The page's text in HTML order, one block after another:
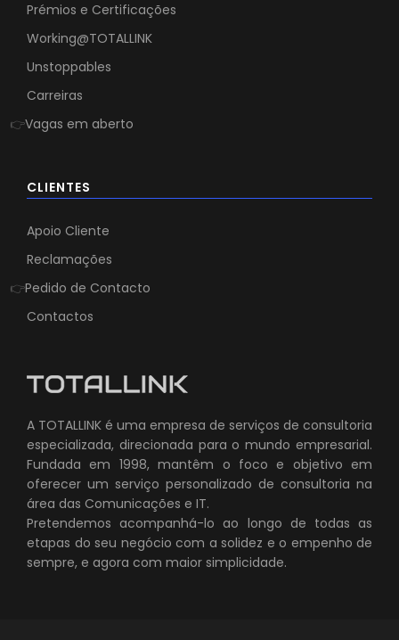
Prémios e Certificações
Working@TOTALLINK
Unstoppables
Carreiras
👉Vagas em aberto
CLIENTES
Apoio Cliente
Reclamações
👉Pedido de Contacto
Contactos
A TOTALLINK é uma empresa de serviços de consultoria
especializada, direcionada para o mundo empresarial.
Fundada em 1998, mantêm o foco e objetivo em
oferecer um serviço personalizado de consultoria na
área das Comunicações e IT.
Pretendemos acompanhá-lo ao longo de todas as
etapas do seu negócio com a solidez e o empenho de
sempre, e agora com maior simplicidade.